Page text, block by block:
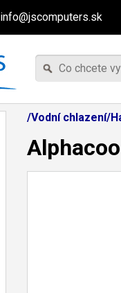
info@jscomputers.sk
/Vodní chlazení/